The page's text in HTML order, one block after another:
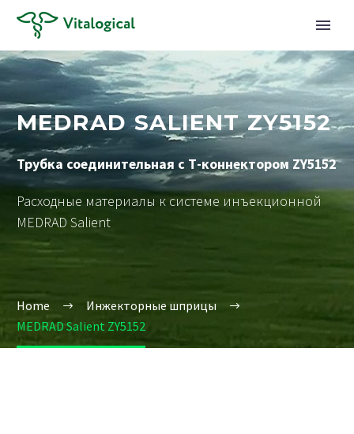
MEDRAD SALIENT ZY5152
Трубка соединительная с Т-коннектором ZY5152
Расходные материалы к системе инъекционной
MEDRAD Salient
Home
Инжекторные шприцы
MEDRAD Salient ZY5152